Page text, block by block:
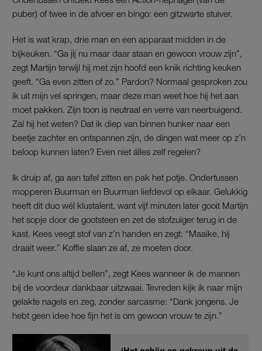
puber) of twee in de afvoer en bingo: een gitzwarte stuiver.
Het is wat krap, drie man en een apparaat midden in de
bijkeuken. “Ga jij nu maar daar staan en gewoon vrouw zijn”,
zegt Martijn terwijl hij met zijn hoofd een knik richting keuken
geeft. “Ga even zitten of zo.” Pardon? Normaal gesproken zou
ik uit mijn vel springen, maar deze man weet hoe hij het aan
moet pakken. Zijn toon is neutraal en verre van neerbuigend.
Zal hij het weten? Dat ik diep van binnen hunker naar een
beetje zachter en ontspannen zijn, de dingen wat meer op z’n
beloop kunnen laten? Even niet álles zelf regelen?
Ik druip af, ga aan tafel zitten en pak het potje. Ondertussen
mopperen Buurman en Buurman liefdevol op elkaar. Gelukkig
heeft dit duo wél klustalent, want vijf minuten later gooit Martijn
het sopje door de gootsteen en zet de stofzuiger terug in de
kast. Kees veegt stof van z’n handen en zegt: “Maaike, hij
draait weer.” Koffie slaan ze af, ze moeten door.
“Je kunt ons altijd bellen”, zegt Kees wanneer ik de mannen
bij de voordeur dankbaar uitzwaai. Tevreden kijk ik naar mijn
gelakte nagels en zeg, zonder sarcasme: “Dank jongens. Je
hebt geen idee hoe fijn het is om gewoon vrouw te zijn.”